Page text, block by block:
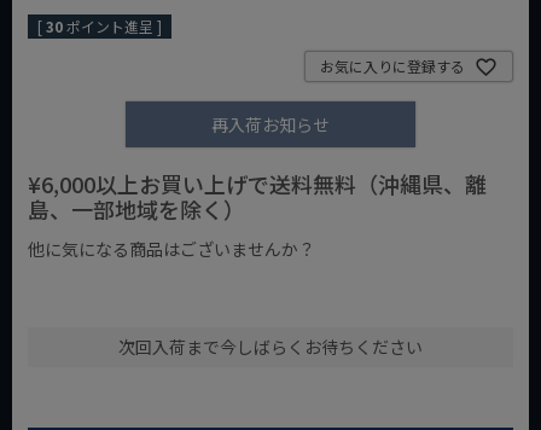
[30ポイント進呈 ]
お気に入りに登録する
再入荷お知らせ
¥6,000以上お買い上げで送料無料（沖縄県、離
島、一部地域を除く）
他に気になる商品はございませんか？
次回入荷まで今しばらくお待ちください